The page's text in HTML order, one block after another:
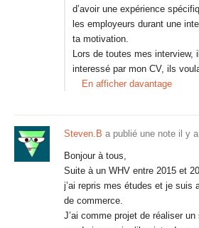
d’avoir une expérience
les employeurs durant une
ta motivation.
Lors de toutes mes interview,
interessé par mon CV, ils
En afficher davantage
Steven.B a publié une note il y
Bonjour à tous,
Suite à un WHV entre 2015 et
j’ai repris mes études et je suis
de commerce.
J’ai comme projet de réaliser un